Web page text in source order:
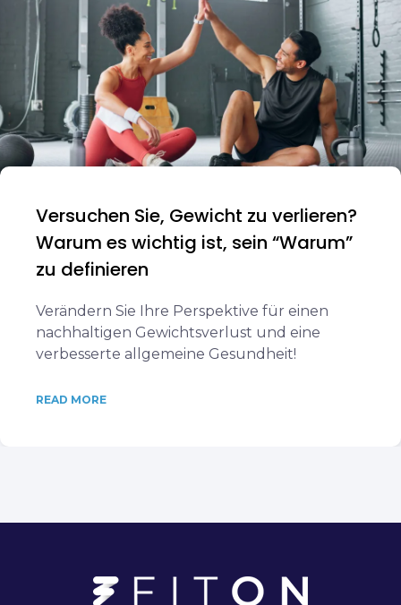
Versuchen Sie, Gewicht zu verlieren?
Warum es wichtig ist, sein “Warum”
zu definieren
Verändern Sie Ihre Perspektive für einen
nachhaltigen Gewichtsverlust und eine
verbesserte allgemeine Gesundheit!
READ MORE